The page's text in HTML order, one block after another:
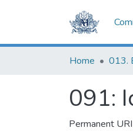
Home 013.
091:
Permanent